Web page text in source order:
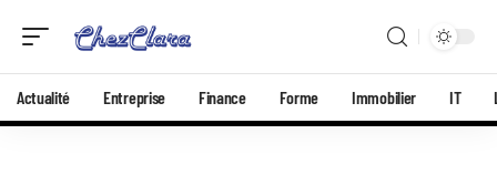
Actualité Entreprise Finance Forme Immobilier IT